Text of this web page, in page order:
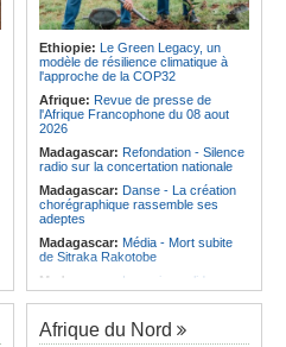
Angola:Le pays totalise six
médailles au Championnat du
monde de ju-jitsu
Angola:Le pays criminalise la
diffusion de fausses informations
sur Internet
Ethiopie: Le Green Legacy, un
modèle de résilience climatique à
l'approche de la COP32
Afrique: Revue de presse de
l'Afrique Francophone du 08 aout
2026
Madagascar: Refondation - Silence
radio sur la concertation nationale
Madagascar: Danse - La création
chorégraphique rassemble ses
adeptes
Madagascar: Média - Mort subite
de Sitraka Rakotobe
Madagascar: Les reins solides
Madagascar:Vol à la tire - Un
en prison
Afrique du Nord